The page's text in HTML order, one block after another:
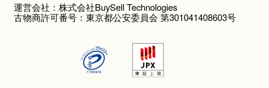
運営会社：株式会社BuySell Technologies
古物商許可番号：東京都公安委員会 第301041408603号